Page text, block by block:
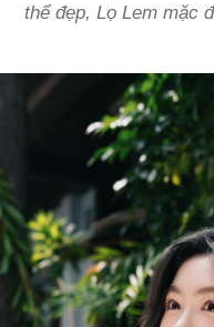
thể đẹp, Lọ Lem mặc